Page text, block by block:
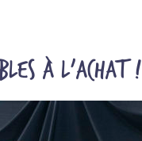
à l'achat !